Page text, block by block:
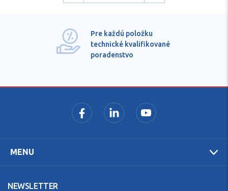
Pre každú položku
technické kvalifikované
poradenstvo
MENU
NEWSLETTER